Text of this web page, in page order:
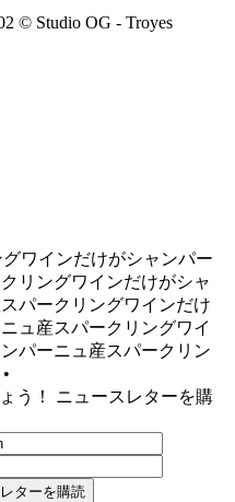
ワインだけがシャンパー
リングワインだけがシャ
パークリングワインだけ
ュ産スパークリングワイ
パーニュ産スパークリン
う！ ニュースレターを購
ターを購読